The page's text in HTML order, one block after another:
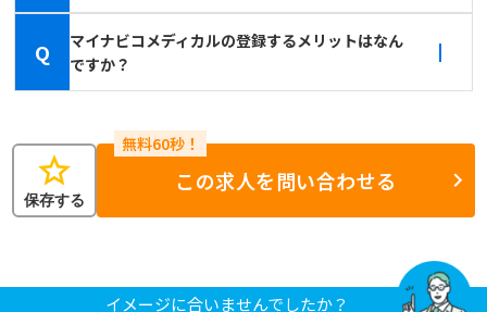
Q
マイナビコメディカルの登録するメリットはなん
ですか？
star
保存する
この求人を問い合わせる
イメージに合いませんでしたか？